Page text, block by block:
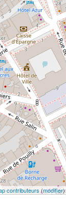
contributeurs(modifier)